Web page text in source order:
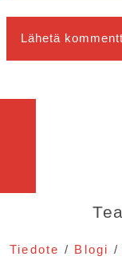
Tiedote / Blogi